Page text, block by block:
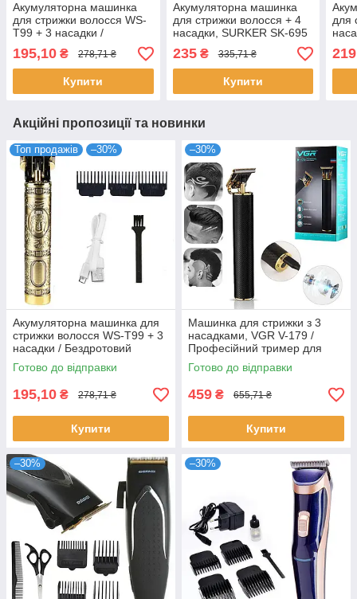
Акумуляторна машинка
для стрижки волосся WS-
T99 + 3 насадки /
Бездротовий триммер для
вусів та бороди
195,10 ₴ 278,71 ₴
Купити
Акумуляторна машинка
для стрижки волосся + 4
насадки, SURKER SK-695
Тример чоловічий для
стрижки волосся
235₴ 335,71 ₴
Купити
для
219
Акційні пропозиції та новинки
Топ продажів –30%
Акумуляторна машинка для
стрижки волосся WS-T99 + 3
насадки / Бездротовий
триммер для вусів та бороди
Готово до відправки
195,10 ₴ 278,71 ₴
Купити
–30%
Машинка для стрижки з 3
насадками, VGR V-179 /
Професійний тример для
бороди
Готово до відправки
459 ₴ 655,71 ₴
Купити
–30% –30%